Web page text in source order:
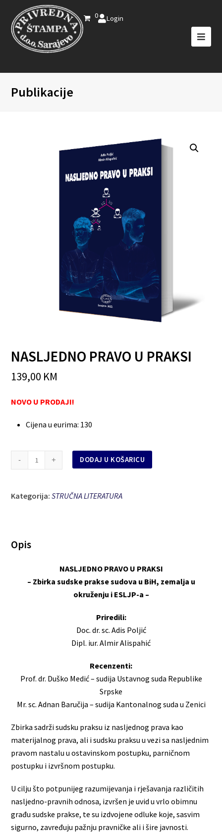
0 Login
Publikacije
NASLJEDNO PRAVO U PRAKSI
139,00 KM
NOVO U PRODAJI!
Cijena u eurima: 130
NASLJEDNO
PRAVO
PRAKSI
DODAJ U KOŠARICU
Kategorija:STRUČNA LITERATURA
Opis
NASLJEDNO PRAVO U PRAKSI
– Zbirka sudske prakse sudova u BiH, zemalja u
okruženju i ESLJP-a –
Priredili:
Doc. dr. sc. Adis Poljić
Dipl. iur. Almir Alispahić
Recenzenti:
Prof. dr. Duško Medić – sudija Ustavnog suda Republike
Srpske
Mr. sc. Adnan Baručija – sudija Kantonalnog suda u Zenici
Zbirka sadrži sudsku praksu iz nasljednog prava kao
materijalnog prava, ali i sudsku praksu u vezi sa nasljednim
pravom nastalu u ostavinskom postupku, parničnom
postupku i izvršnom postupku.
U cilju što potpunijeg razumijevanja i rješavanja različitih
nasljedno-pravnih odnosa, izvršen je uvid u vrlo obimnu
građu sudske prakse, te su izdvojene odluke koje, sasvim
sigurno, zavređuju pažnju pravničke ali i šire javnosti.